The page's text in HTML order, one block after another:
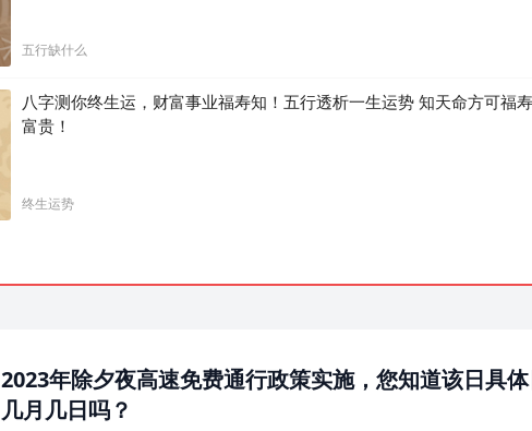
五行缺什么
八字测你终生运，财富事业福寿知！五行透析一生运势 知天命方可福
富贵！
终生运势
2023年除夕夜高速免费通行政策实施，您知道该日具
几月几日吗？